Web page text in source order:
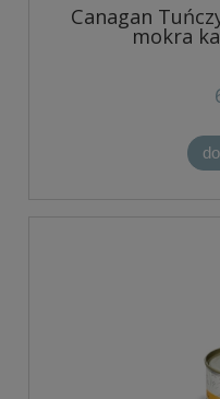
Canagan
mokra